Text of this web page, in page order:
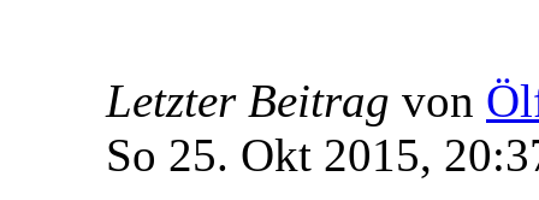
Letzter Beitrag von
So 25. Okt 2015,